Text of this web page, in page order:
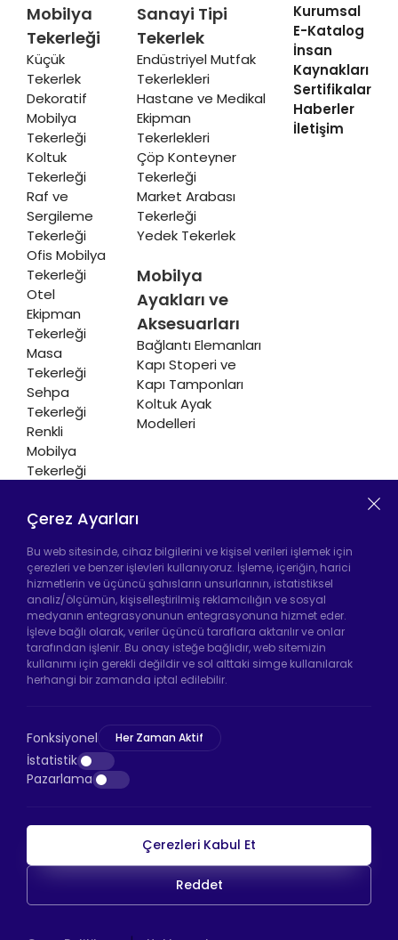
Mobilya
Tekerleği
Küçük
Tekerlek
Dekoratif
Mobilya
Tekerleği
Koltuk
Tekerleği
Raf ve
Sergileme
Tekerleği
Ofis Mobilya
Tekerleği
Otel
Ekipman
Tekerleği
Masa
Tekerleği
Sehpa
Tekerleği
Renkli
Mobilya
Tekerleği
Isıtıcı
Tekerleği
Sanayi Tipi
Tekerlek
Endüstriyel Mutfak
Tekerlekleri
Hastane ve Medikal
Ekipman
Tekerlekleri
Çöp Konteyner
Tekerleği
Market Arabası
Tekerleği
Yedek Tekerlek
Mobilya
Ayakları ve
Aksesuarları
Bağlantı Elemanları
Kapı Stoperi ve
Kapı Tamponları
Koltuk Ayak
Modelleri
Kurumsal
E-Katalog
İnsan
Kaynakları
Sertifikalar
Haberler
İletişim
Hadımköy Fabrika:Atatürk Sanayi Bölgesi
Ömerli Mah. Uzunçayır Cad. No:11 Hadımköy,
34555 Arnavutköy/İstanbul
Telefon:+90 212 640 66 46
Bayrampaşa Mağaza:Kocatepe Mah. 50. Yıl
Cad. No: 69/A Bayrampaşa /İstanbul
Telefon:+90 530 044 64 87
HTS Ödeme
WEB
Çerez Ayarları
Bu web sitesinde, cihaz bilgilerini ve kişisel verileri işlemek için
çerezleri ve benzer işlevleri kullanıyoruz. İşleme, içeriğin, harici
hizmetlerin ve üçüncü şahısların unsurlarının, istatistiksel
analiz/ölçümün, kişiselleştirilmiş reklamcılığın ve sosyal
medyanın entegrasyonunun entegrasyonuna hizmet eder.
İşleve bağlı olarak, veriler üçüncü taraflara aktarılır ve onlar
tarafından işlenir. Bu onay isteğe bağlıdır, web sitemizin
kullanımı için gerekli değildir ve sol alttaki simge kullanılarak
herhangi bir zamanda iptal edilebilir.
Fonksiyonel Her Zaman Aktif
İstatistik
Pazarlama
Çerezleri Kabul Et
Reddet